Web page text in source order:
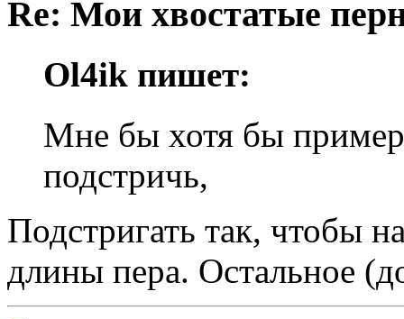
Re: Мои хвостатые
Ol4ik пишет:
Мне бы хотя бы
подстричь,
Подстригать так, чтобы
длины пера. Остальное